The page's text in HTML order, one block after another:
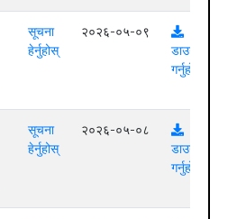
सूचना
हेर्नुहोस्
२०२६-०५-०९
डाउनलोड
गर्नुहोस्
सूचना
हेर्नुहोस्
२०२६-०५-०८
डाउनलोड
गर्नुहोस्